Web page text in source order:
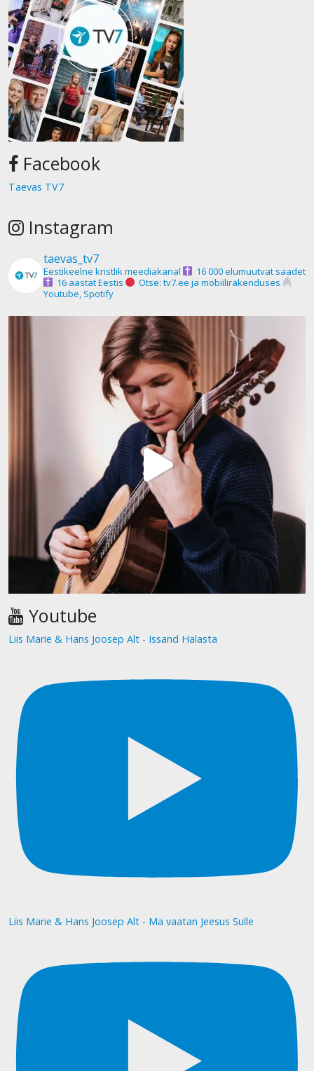
Facebook
Taevas TV7
Instagram
taevas_tv7
Eestikeelne kristlik meediakanal
16 000 elumuutvat saadet
16 aastat Eestis
Otse: tv7.ee ja mobiilirakenduses
Youtube, Spotify
Youtube
Liis Marie & Hans Joosep Alt - Issand Halasta
Liis Marie & Hans Joosep Alt - Ma vaatan Jeesus Sulle